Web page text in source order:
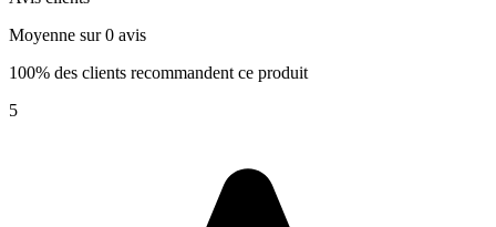
Moyenne sur 0 avis
100% des clients recommandent ce produit
5